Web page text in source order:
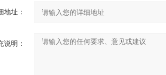
地址：
说明：